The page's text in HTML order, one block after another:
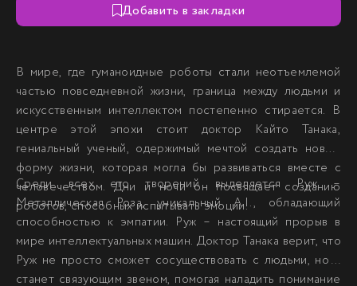
Добавить в закладки
В мире, где гуманоидные роботы стали неотъемлемой
частью повседневной жизни, граница между людьми и
искусственным интеллектом постепенно стирается. В
центре этой эпохи стоит доктор Кайто Танака,
гениальный ученый, одержимый мечтой создать новую
форму жизни, которая могла бы развиваться вместе с
человечеством. Дни и ночи он посвящает созданию
роботов, способных испытывать эмоции.
Среди всех его творений выделяется Руж –
Металлическая Роза, уникальный A.I., обладающий
способностью к эмпатии. Руж – настоящий прорыв в
мире интеллектуальных машин. Доктор Танака верит, что
Руж не просто сможет сосуществовать с людьми, но и
станет связующим звеном, помогая наладить понимание